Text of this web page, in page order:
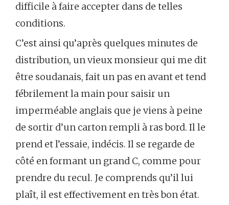
difficile à faire accepter dans de telles
conditions.
C’est ainsi qu’après quelques minutes de
distribution, un vieux monsieur qui me dit
être soudanais, fait un pas en avant et tend
fébrilement la main pour saisir un
imperméable anglais que je viens à peine
de sortir d’un carton rempli à ras bord. Il le
prend et l’essaie, indécis. Il se regarde de
côté en formant un grand C, comme pour
prendre du recul. Je comprends qu’il lui
plaît, il est effectivement en très bon état.